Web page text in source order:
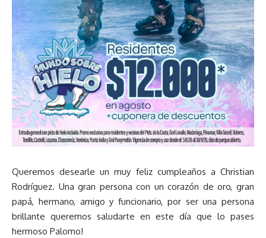
Queremos desearle un muy feliz cumpleaños a Christian
Rodríguez. Una gran persona con un corazón de oro, gran
papá, hermano, amigo y funcionario, por ser una persona
brillante queremos saludarte en este día que lo pases
hermoso Palomo!